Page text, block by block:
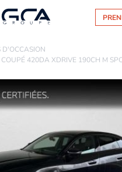
D'OCCASION
420DA XDRIVE 190CH M